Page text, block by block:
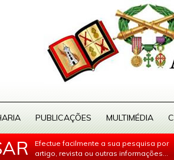
PUBLICAÇÕES MULTIMÉDIA
Efectue facilmente a sua pesquisa por
artigo, revista ou outras informações...